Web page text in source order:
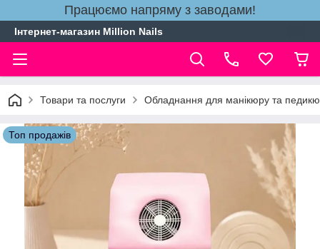
Працюємо напряму з заводами!
Інтернет-магазин Million Nails
Товари та послуги Обладнання для манікюру та
Топ продажів